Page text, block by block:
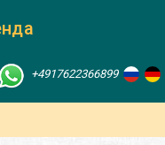
+4917622366899